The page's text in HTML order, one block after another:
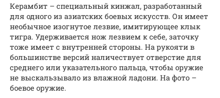
Керамбит – специальный кинжал, разработанный
для одного из азиатских боевых искусств. Он имеет
необычное изогнутое лезвие, имитирующее клык
тигра. Удерживается нож лезвием к себе, заточку
тоже имеет с внутренней стороны. На рукояти в
большинстве версий наличествует отверстие для
среднего или указательного пальца, чтобы оружие
не выскальзывало из влажной ладони. На фото –
боевое оружие.